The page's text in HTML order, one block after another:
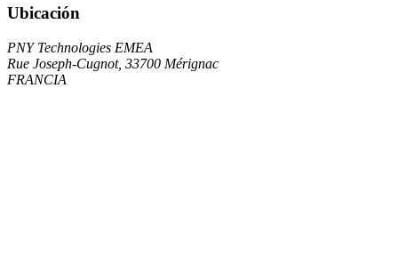
Ubicación
PNY Technologies EMEA
Rue Joseph-Cugnot, 33700 Mérignac
FRANCIA